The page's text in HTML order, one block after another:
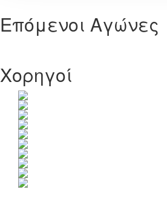
Επόμενοι Αγώνες
Χορηγοί